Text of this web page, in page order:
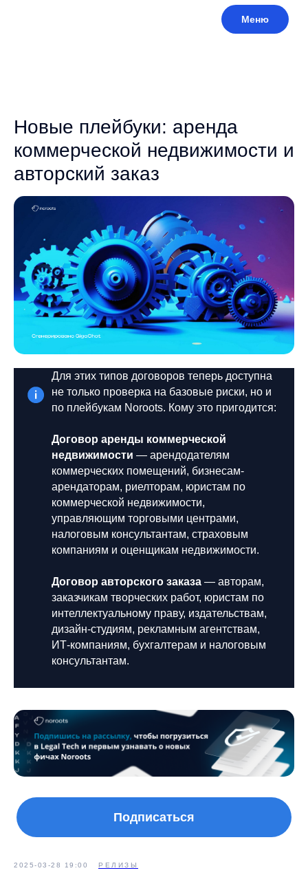
Новые плейбуки: аренда
коммерческой недвижимости и
авторский заказ
Для этих типов договоров теперь доступна
не только проверка на базовые риски, но и
по плейбукам Noroots. Кому это пригодится:
Договор аренды коммерческой
недвижимости — арендодателям
коммерческих помещений, бизнесам-
арендаторам, риелторам, юристам по
коммерческой недвижимости,
управляющим торговыми центрами,
налоговым консультантам, страховым
компаниям и оценщикам недвижимости.
Договор авторского заказа — авторам,
заказчикам творческих работ, юристам по
интеллектуальному праву, издательствам,
дизайн-студиям, рекламным агентствам,
ИТ-компаниям, бухгалтерам и налоговым
консультантам.
Подписаться
2025-03-28 19:00 РЕЛИЗЫ